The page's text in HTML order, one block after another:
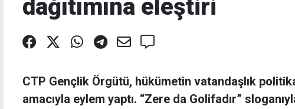
dağıtımına eleştiri
CTP Gençlik Örgütü, hükümetin vatandaşlık
amacıyla eylem yaptı. “Zere da Golifadır”